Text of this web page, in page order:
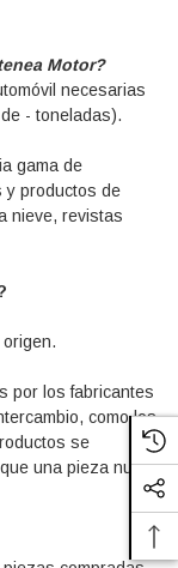
Motor?
necesarias
- toneladas).
gama de
y productos de
nieve, revistas
por los fabricantes
como los
se
una pieza nueva.